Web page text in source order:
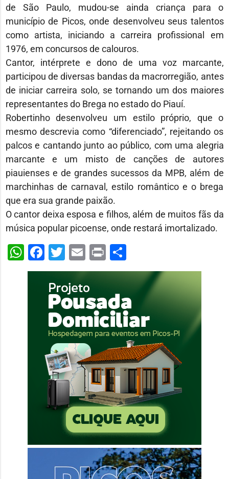
de São Paulo, mudou-se ainda criança para o
município de Picos, onde desenvolveu seus talentos
como artista, iniciando a carreira profissional em
1976, em concursos de calouros.
Cantor, intérprete e dono de uma voz marcante,
participou de diversas bandas da macrorregião, antes
de iniciar carreira solo, se tornando um dos maiores
representantes do Brega no estado do Piauí.
Robertinho desenvolveu um estilo próprio, que o
mesmo descrevia como “diferenciado”, rejeitando os
palcos e cantando junto ao público, com uma alegria
marcante e um misto de canções de autores
piauienses e de grandes sucessos da MPB, além de
marchinhas de carnaval, estilo romântico e o brega
que era sua grande paixão.
O cantor deixa esposa e filhos, além de muitos fãs da
música popular picoense, onde restará imortalizado.
WhatsApp
Facebook
Twitter
Email
PrintShare